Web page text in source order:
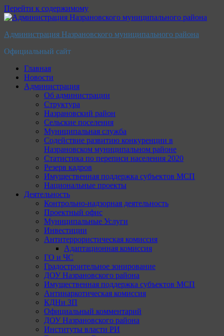
Перейти к содержимому
Администрация Назрановского муниципального района
Официальный сайт
Главная
Новости
Администрация
Об администрации
Структура
Назрановский район
Сельские поселения
Муниципальная служба
Содействие развитию конкуренции в
Назрановском муниципальном районе
Статистика по переписи населения 2020
Резерв кадров
Имущественная поддержка субъектов МСП
Национальные проекты
Деятельность
Контрольно-надзорная деятельность
Проектный офис
Муниципальные Услуги
Инвестиции
Антитеррористическая комиссия
Адаптационная комиссия
ГО и ЧС
Градостроительное зонирование
ДОУ Назрановского района
Имущественная поддержка субъектов МСП
Антинаркотическая комиссия
КДНи ЗП
Официальный комментарий
ДОУ Назрановского района
Институты власти РИ